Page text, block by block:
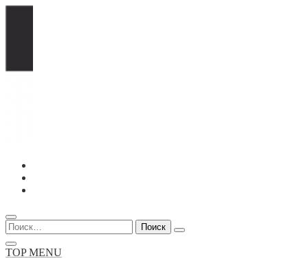
Перейти
содержимому
Найти:
TOP MENU